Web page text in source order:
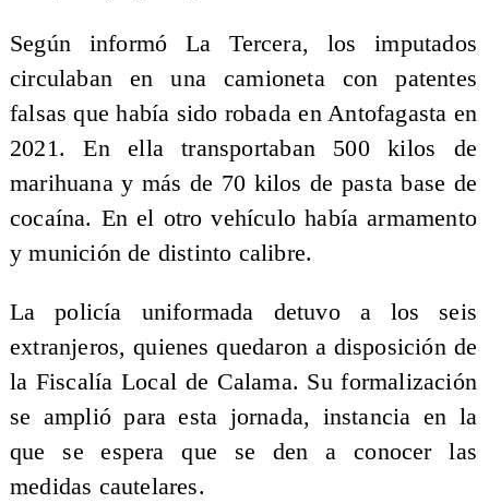
Según informó La Tercera, los imputados
circulaban en una camioneta con patentes
falsas que había sido robada en Antofagasta en
2021. En ella transportaban 500 kilos de
marihuana y más de 70 kilos de pasta base de
cocaína. En el otro vehículo había armamento
y munición de distinto calibre.
La policía uniformada detuvo a los seis
extranjeros, quienes quedaron a disposición de
la Fiscalía Local de Calama. Su formalización
se amplió para esta jornada, instancia en la
que se espera que se den a conocer las
medidas cautelares.